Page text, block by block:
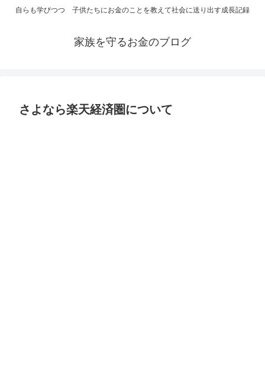
自らも学びつつ 子供たちにお金のことを教えて社会に送り出す成長記録
家族を守るお金のブログ
さよなら楽天経済圏について